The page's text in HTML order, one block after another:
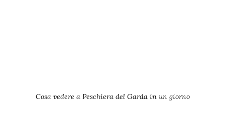
Cosa vedere a Peschiera del Garda in un giorno